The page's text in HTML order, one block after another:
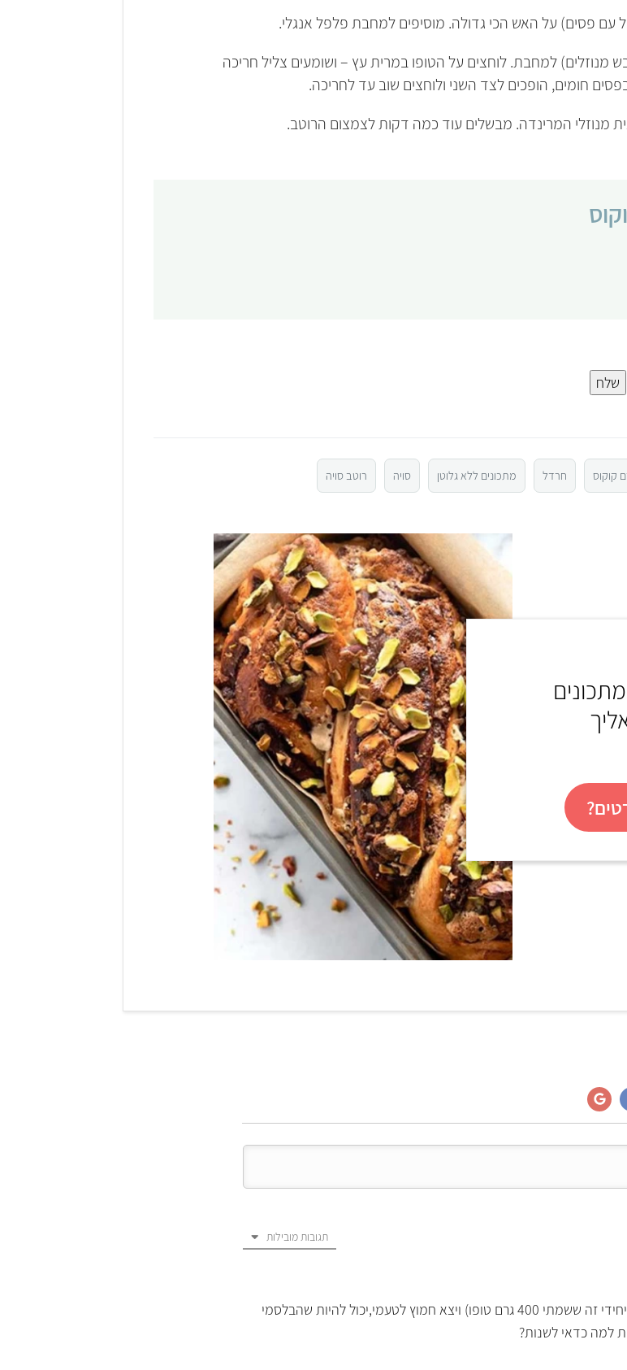
פסים) על האש הכי גדולה. מוסיפים למחבת פלפל אנגלי.
מנוזלים) למחבת. לוחצים על הטופו במרית עץ – ושומעים צליל חריכה
חומים, הופכים לצד השני ולוחצים שוב עד לחריכה.
מנוזלי המרינדה. מבשלים עוד כמה דקות לצמצום הרוטב.
שלח
קוקוס חרדל מתכונים ללא גלוטן סויה רוטב סויה
תגובות מובילות
הי,עשיתי לפי המתכון )השוני היחידי זה ששמתי 400 גרם טופו) ויצא חמוץ לטעמי,יכול להיות שהבלסמי
למה כדאי לשנות?